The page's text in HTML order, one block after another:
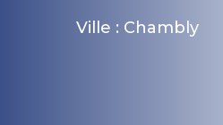
Ville : Chambly